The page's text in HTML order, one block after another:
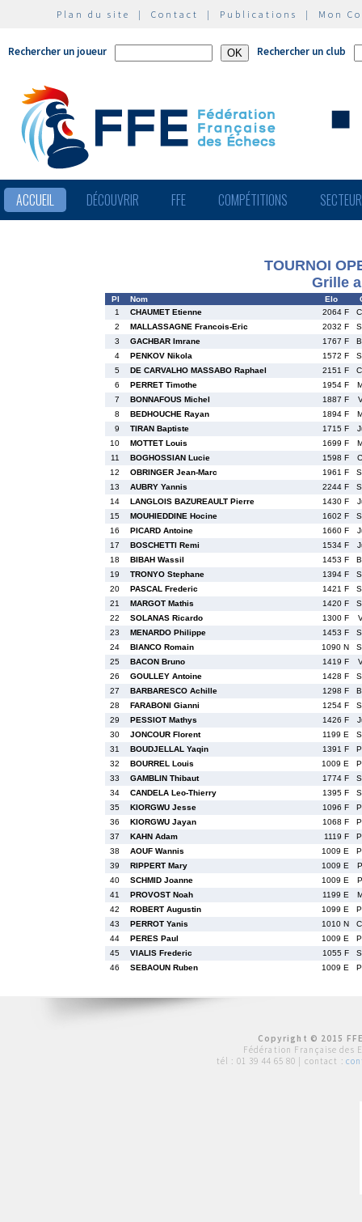
Plan du site | Contact | Publications | Mon
Rechercher un joueur Rechercher un club
ACCUEIL DÉCOUVRIR FFE COMPÉTITIONS
TOURNOI
Grille
Pl Nom Elo
1
CHAUMET Etienne 2064 F
2
MALLASSAGNE Francois-Eric 2032 F
3
GACHBAR Imrane 1767 F
4
PENKOV Nikola 1572 F
5
DE CARVALHO MASSABO Raphael 2151 F
6
PERRET Timothe 1954 F
7
BONNAFOUS Michel 1887 F
8
BEDHOUCHE Rayan 1894 F
9
TIRAN Baptiste 1715 F
10
MOTTET Louis 1699 F
11
BOGHOSSIAN Lucie 1598 F
12
OBRINGER Jean-Marc 1961 F
13
AUBRY Yannis 2244 F
14
LANGLOIS BAZUREAULT Pierre 1430 F
15
MOUHIEDDINE Hocine 1602 F
16
PICARD Antoine 1660 F
17
BOSCHETTI Remi 1534 F
18
BIBAH Wassil 1453 F
19
TRONYO Stephane 1394 F
20
PASCAL Frederic 1421 F
21
MARGOT Mathis 1420 F
22
SOLANAS Ricardo 1300 F
23
MENARDO Philippe 1453 F
24
BIANCO Romain 1090 N
25
BACON Bruno 1419 F
26
GOULLEY Antoine 1428 F
27
BARBARESCO Achille 1298 F
28
FARABONI Gianni 1254 F
29
PESSIOT Mathys 1426 F
30
JONCOUR Florent 1199 E
31
BOUDJELLAL Yaqin 1391 F
32
BOURREL Louis 1009 E
33
GAMBLIN Thibaut 1774 F
34
CANDELA Leo-Thierry 1395 F
35
KIORGWU Jesse 1096 F
36
KIORGWU Jayan 1068 F
37
KAHN Adam 1119 F
38
AOUF Wannis 1009 E
39
RIPPERT Mary 1009 E
40
SCHMID Joanne 1009 E
41
PROVOST Noah 1199 E
42
ROBERT Augustin 1099 E
43
PERROT Yanis 1010 N
44
PERES Paul 1009 E
45
VIALIS Frederic 1055 F
46
SEBAOUN Ruben 1009 E
Copyright © 2015
Fédération Française des
tél : 01 39 44 65 80 | contact :